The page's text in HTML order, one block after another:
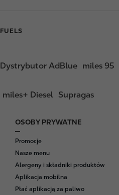
FUELS
Dystrybutor AdBlue miles 95
miles+ Diesel Supragas
F
o
o
t
e
r
OSOBY PRYWATNE
Promocje
Nasze menu
Alergeny i składniki produktów
Aplikacja mobilna
Płać aplikacją za paliwo